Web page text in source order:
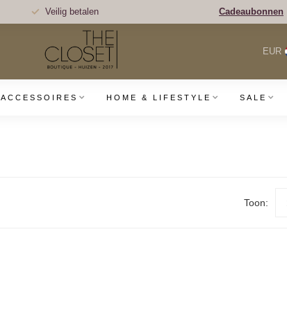
Veilig betalen Cadeaubonnen
EUR
ACCESSOIRES HOME & LIFESTYLE SALE
Toon: